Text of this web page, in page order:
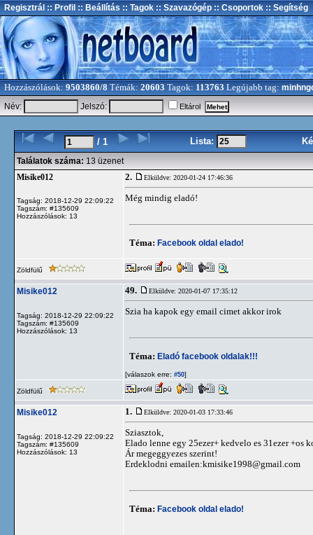
Regisztrál :: Profil :: Beállítás :: Tagok :: Szavazógép :: Csoportok :: Segítség
Hozzászólások: 9503860/8 Témák: 20603 Tagok: 113763 Legújabb tag:
Név:
Jelszó: Eltárol
/ 1 Lista:
Találatok száma: 13 üzenet
Misike012
Tagság: 2018-12-29 22:09:22
Tagszám: #135609
Hozzászólások: 13
2. Elküldve: 2020-01-24 17:46:36
Még mindig eladó!
Téma: Facebook oldal elado!
Zöldfülű
Misike012
Tagság: 2018-12-29 22:09:22
Tagszám: #135609
Hozzászólások: 13
49. Elküldve: 2020-01-07 17:35:12
Szia ha kapok egy email cimet akkor irok
Téma: Eladó facebook oldalak!!!
[válaszok erre: #50]
Zöldfülű
Misike012
Tagság: 2018-12-29 22:09:22
Tagszám: #135609
Hozzászólások: 13
1. Elküldve: 2020-01-03 17:33:46
Sziasztok,
Elado lenne egy 25ezer+ kedvelo es 31ezer
Ár megeggyezes szerint!
Erdeklodni emailen:kmisike1998@gmail.com
Téma: Facebook oldal elado!